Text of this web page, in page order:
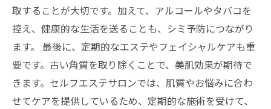
取することが大切です。加えて、アルコールやタバコを
控え、健康的な生活を送ることも、シミ予防につながり
ます。 最後に、定期的なエステやフェイシャルケアも重
要です。古い角質を取り除くことで、美肌効果が期待で
きます。セルフエステサロンでは、肌質やお悩みに合わ
せてケアを提供しているため、定期的な施術を受けて、